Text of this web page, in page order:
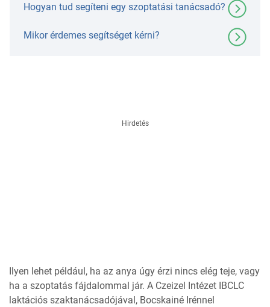
Hogyan tud segíteni egy szoptatási tanácsadó?
Mikor érdemes segítséget kérni?
Hirdetés
Ilyen lehet például, ha az anya úgy érzi nincs elég teje, vagy
ha a szoptatás fájdalommal jár. A Czeizel Intézet IBCLC
laktációs szaktanácsadójával, Bocskainé Irénnel